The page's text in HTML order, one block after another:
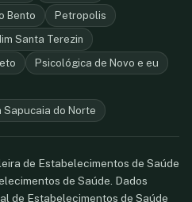
Bento
Petropolis
Santa Terezin
Psicológica de Novo e eu
Sapucaia do Norte
de Estabelecimentos de Saúde
de Saúde. Dados
de Estabelecimentos de Saúde